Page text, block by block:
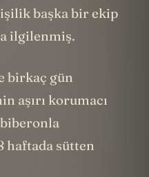
bu ameliyatı
başka bir ekip
birkaç gün
aşırı korumacı
sütten